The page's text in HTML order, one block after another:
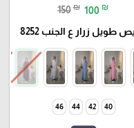
150 ₪ 100 ₪
طويل زرار ع الجنب 8252
40
42
44
46